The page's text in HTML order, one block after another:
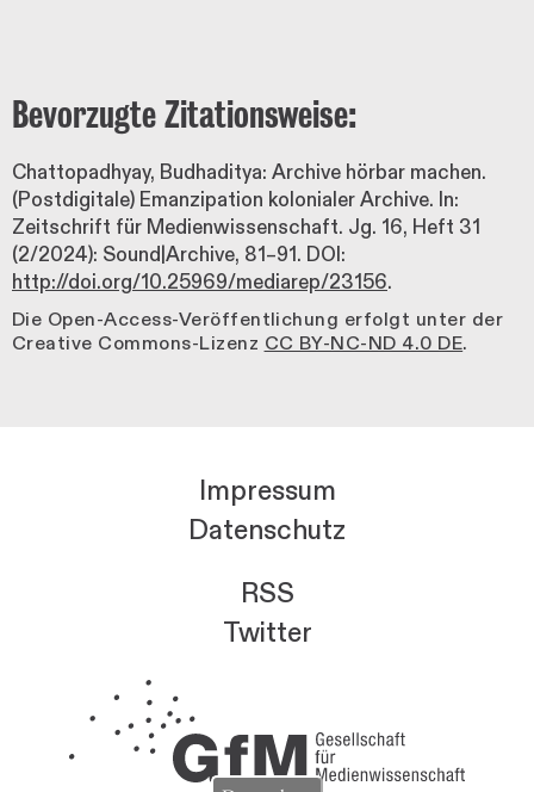
Bevorzugte Zitationsweise:
Chattopadhyay, Budhaditya: Archive hörbar machen.
(Postdigitale) Emanzipation kolonialer Archive. In:
Zeitschrift für Medienwissenschaft. Jg. 16, Heft 31
(2/2024): Sound|Archive, 81–91. DOI:
http://doi.org/10.25969/mediarep/23156.
Die Open-Access-Veröffentlichung erfolgt unter der
Creative Commons-Lizenz CC BY-NC-ND 4.0 DE.
Impressum
Datenschutz
RSS
Twitter